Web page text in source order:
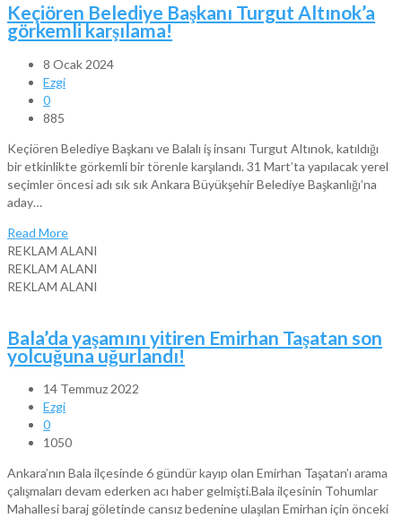
Keçiören Belediye Başkanı Turgut Altınok’a
görkemli karşılama!
8 Ocak 2024
Ezgi
0
885
Keçiören Belediye Başkanı ve Balalı iş insanı Turgut Altınok, katıldığı
bir etkinlikte görkemli bir törenle karşılandı. 31 Mart’ta yapılacak yerel
seçimler öncesi adı sık sık Ankara Büyükşehir Belediye Başkanlığı’na
aday…
Read More
REKLAM ALANI
REKLAM ALANI
REKLAM ALANI
Bala’da yaşamını yitiren Emirhan Taşatan son
yolcuğuna uğurlandı!
14 Temmuz 2022
Ezgi
0
1050
Ankara’nın Bala ilçesinde 6 gündür kayıp olan Emirhan Taşatan’ı arama
çalışmaları devam ederken acı haber gelmişti.Bala ilçesinin Tohumlar
Mahallesi baraj göletinde cansız bedenine ulaşılan Emirhan için önceki